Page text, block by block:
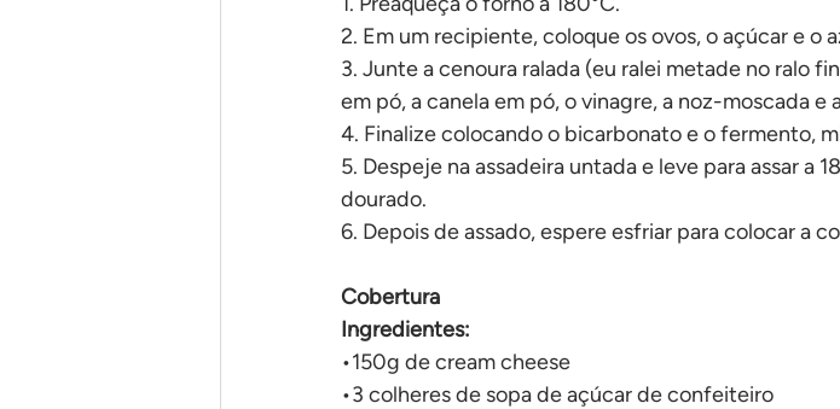
2. Em um recipiente, coloque os ovos, o açúcar e o
3. Junte a cenoura ralada (eu ralei metade no ralo
em pó, a canela em pó, o vinagre, a noz-moscada e
4. Finalize colocando o bicarbonato e o fermento,
5. Despeje na assadeira untada e leve para assar a
dourado.
6. Depois de assado, espere esfriar para colocar a
Cobertura
Ingredientes:
•150g de cream cheese
•3 colheres de sopa de açúcar de confeiteiro